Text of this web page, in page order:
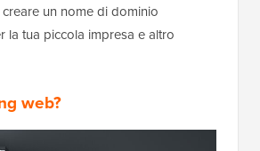
un nome di dominio
la tua piccola impresa e altro
web?